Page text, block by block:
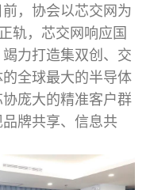
，协会以芯交网为
轨，芯交网响应国
力打造集双创、交
全球最大的半导体
庞大的精准客户群
牌共享、信息共